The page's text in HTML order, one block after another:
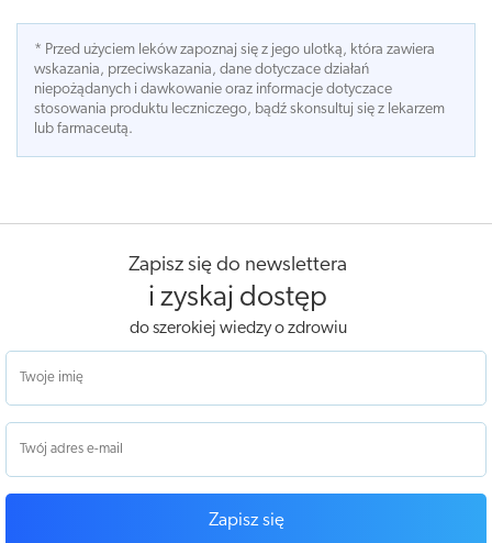
* Przed użyciem leków zapoznaj się z jego ulotką, która zawiera
wskazania, przeciwskazania, dane dotyczace działań
niepożądanych i dawkowanie oraz informacje dotyczace
stosowania produktu leczniczego, bądź skonsultuj się z lekarzem
lub farmaceutą.
Zapisz się do newslettera
i zyskaj dostęp
do szerokiej wiedzy o zdrowiu
Zapisz się